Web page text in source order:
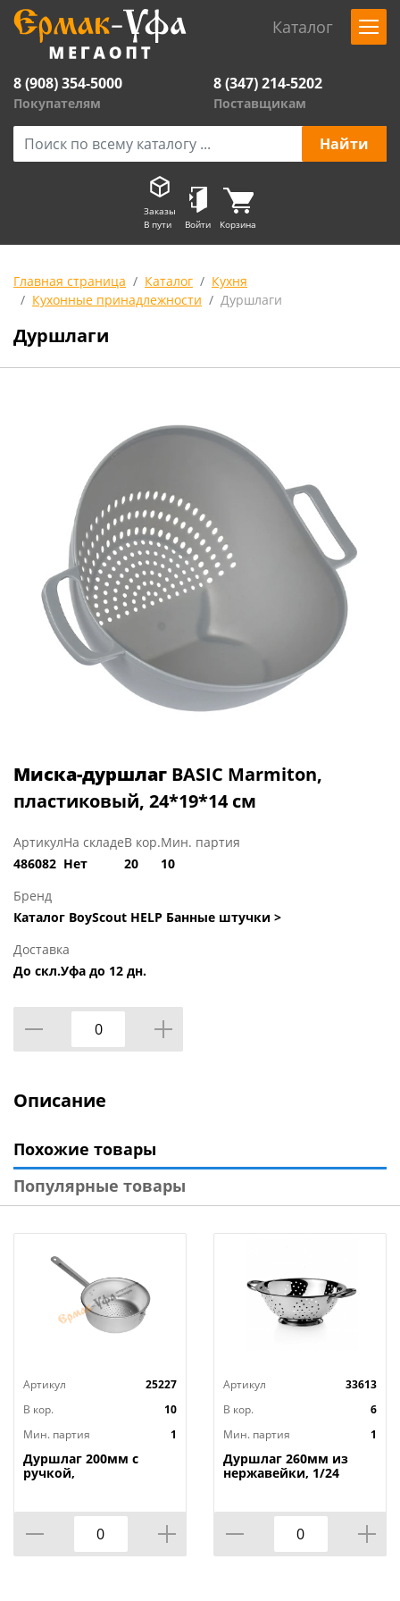
Каталог
8 (908) 354-5000
Покупателям
8 (347) 214-5202
Поставщикам
Заказы
В пути
Войти Корзина
Главная страница Каталог
Кухня
Кухонные принадлежности
Дуршлаги
Дуршлаги
Миска-дуршлаг BASIC Marmiton,
пластиковый, 24*19*14 см
Артикул
486082
На складе
Нет
В кор.
20
Мин. партия
10
Бренд
Каталог BoyScout HELP Банные штучки >
Доставка
До скл.Уфа до 12 дн.
Описание
Похожие товары
Популярные товары
Артикул
25227
В кор.
10
Мин. партия
1
Дуршлаг 200мм с
ручкой,
КАЛИТВА, 1/10
Артикул
33613
В кор.
6
Мин. партия
1
Дуршлаг 260мм из
нержавейки, 1/24